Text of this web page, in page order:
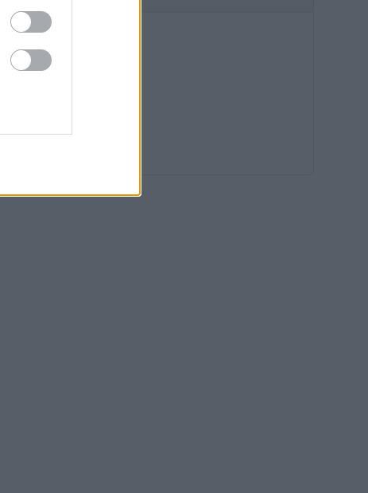
08:40
08:09